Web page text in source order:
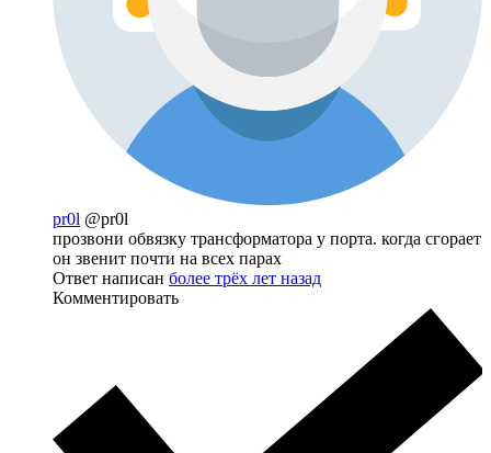
pr0l @pr0l
прозвони обвязку трансформатора у порта. когда сгорает
он звенит почти на всех парах
Ответ написан более трёх лет назад
Комментировать